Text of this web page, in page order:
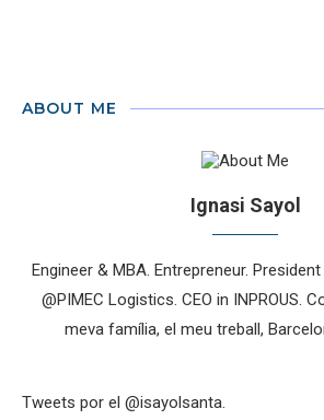
ABOUT ME
Ignasi Sayol
Engineer & MBA. Entrepreneur.
@PIMEC Logistics. CEO in INPROUS.
meva família, el meu treball,
Tweets por el @isayolsanta.